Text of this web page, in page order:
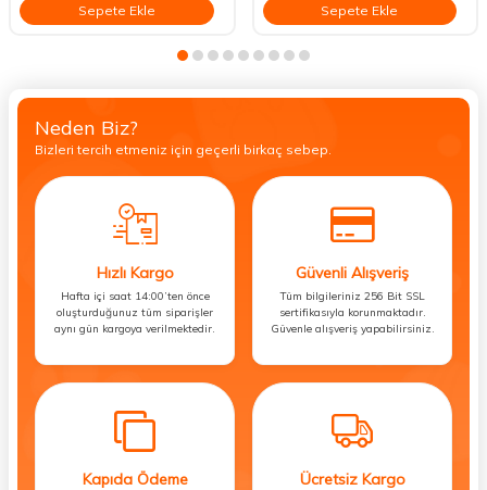
Sepete Ekle Sepete Ekle
Neden Biz?
Bizleri tercih etmeniz için geçerli birkaç sebep.
Hızlı Kargo
Hafta içi saat 14:00’ten önce
oluşturduğunuz tüm siparişler
aynı gün kargoya verilmektedir.
Güvenli Alışveriş
Tüm bilgileriniz 256 Bit SSL
sertifikasıyla korunmaktadır.
Güvenle alışveriş yapabilirsiniz.
Kapıda Ödeme Ücretsiz Kargo